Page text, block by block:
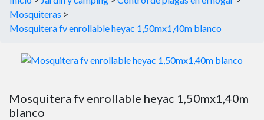
Mosquiteras >
Mosquitera fv enrollable heyac 1,50mx1,40m blanco
Mosquitera fv enrollable heyac 1,50mx1,40m
blanco